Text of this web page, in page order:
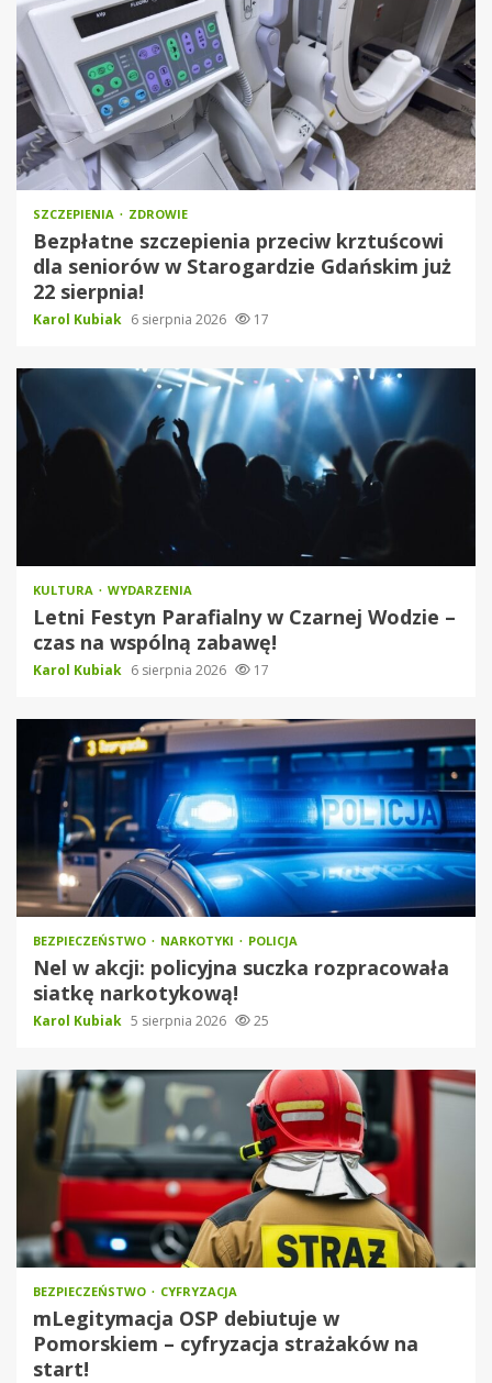
SZCZEPIENIA ZDROWIE
Bezpłatne szczepienia przeciw krztuścowi
dla seniorów w Starogardzie Gdańskim już
22 sierpnia!
Karol Kubiak 6 sierpnia 2026 17
KULTURA WYDARZENIA
Letni Festyn Parafialny w Czarnej Wodzie –
czas na wspólną zabawę!
Karol Kubiak 6 sierpnia 2026 17
BEZPIECZEŃSTWO NARKOTYKI POLICJA
Nel w akcji: policyjna suczka rozpracowała
siatkę narkotykową!
Karol Kubiak 5 sierpnia 2026 25
BEZPIECZEŃSTWO CYFRYZACJA
mLegitymacja OSP debiutuje w
Pomorskiem – cyfryzacja strażaków na
start!